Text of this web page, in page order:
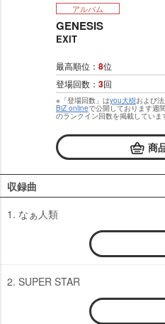
アルバム
GENESIS
EXIT
最高順位： 8位
登場回数： 3回
※「登場回数」はyou大樹および
BiZ onlineで公開しております週
のランクイン回数を掲載していま
商
収録曲
1. なぁ人類
2. SUPER STAR